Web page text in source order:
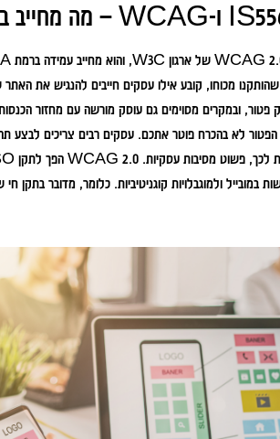
מכוחו, קובע אילו עסקים חייבים להנגיש את
ובמקרים מסוימים גם עוסק מורשה עם מחזור
לא בהכרח פוטר אתכם. עסקים רבים צריכים לבצע